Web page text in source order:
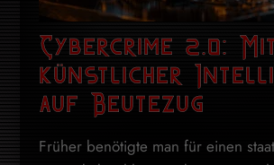
Cybercrime 2.0:
künstlicher
auf Beutezug
Früher benötigte man für einen